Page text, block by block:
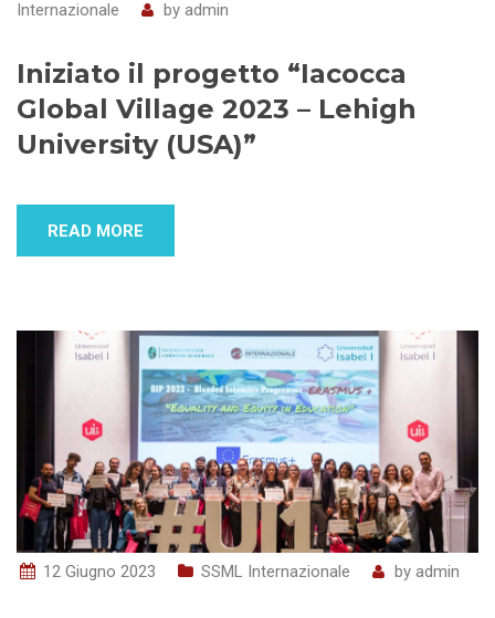
Internazionale
by admin
Iniziato il progetto “Iacocca
Global Village 2023 – Lehigh
University (USA)”
READ MORE
12 Giugno 2023 SSML Internazionale by admin